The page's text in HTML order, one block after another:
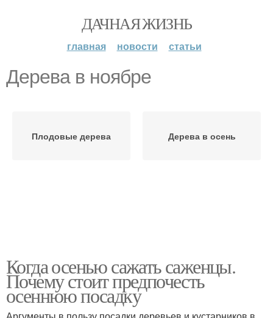
ДАЧНАЯ ЖИЗНЬ
главная новости статьи
Дерева в ноябре
Плодовые дерева Дерева в осень
Когда осенью сажать саженцы.
Почему стоит предпочесть
осеннюю посадку